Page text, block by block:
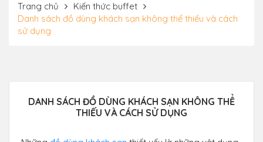
Trang chủ
Kiến thức buffet
Danh sách đồ dùng khách sạn không thể thiếu và cách
sử dụng
DANH SÁCH ĐỒ DÙNG KHÁCH SẠN KHÔNG THỂ
THIẾU VÀ CÁCH SỬ DỤNG